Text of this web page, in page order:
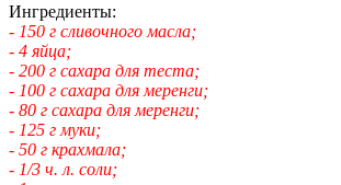
Ингредиенты:
- 150 г сливочного масла;
- 4 яйца;
- 200 г сахара для теста;
- 100 г сахара для меренги;
- 80 г сахара для меренги;
- 125 г муки;
- 50 г крахмала;
- 1/3 ч. л. соли;